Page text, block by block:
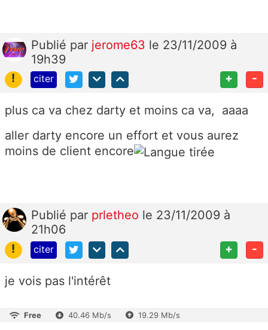
Publié par jerome63 le 23/11/2009 à
19h39
!
citer + -
plus ca va chez darty et moins ca va, aaaa
aller darty encore un effort et vous aurez
moins de client encore
Publié par prletheo le 23/11/2009 à
21h06
!
citer + -
je vois pas l'intérêt
Free 40.46 Mb/s 19.29 Mb/s